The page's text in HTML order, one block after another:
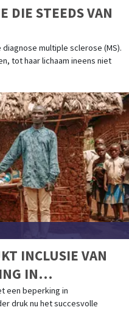
DIE STEEDS VAN
multiple sclerose (MS).
tot haar lichaam ineens niet
INCLUSIE VAN
IN
een beperking in
druk nu het succesvolle